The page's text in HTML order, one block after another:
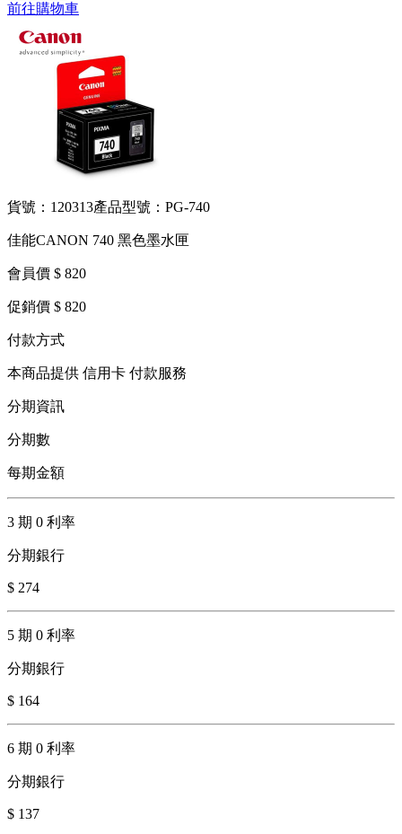
前往購物車
貨號：120313產品型號：PG-740
佳能CANON 740 黑色墨水匣
會員價 $ 820
促銷價 $ 820
付款方式
本商品提供 信用卡 付款服務
分期資訊
分期數
每期金額
3 期 0 利率
分期銀行
$ 274
5 期 0 利率
分期銀行
$ 164
6 期 0 利率
分期銀行
$ 137